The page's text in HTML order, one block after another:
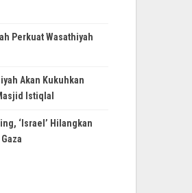
Perkuat Wasathiyah
Akan Kukuhkan
Istiqlal
‘Israel’ Hilangkan